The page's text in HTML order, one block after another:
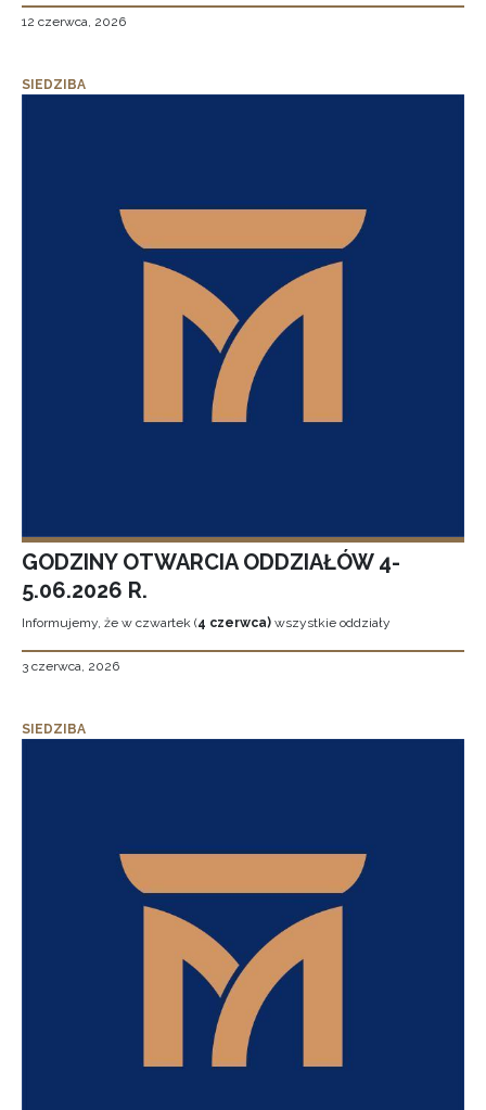
12 czerwca, 2026
SIEDZIBA
GODZINY OTWARCIA ODDZIAŁÓW 4-
5.06.2026 R.
Informujemy, że w czwartek (4 czerwca) wszystkie oddziały
3 czerwca, 2026
SIEDZIBA